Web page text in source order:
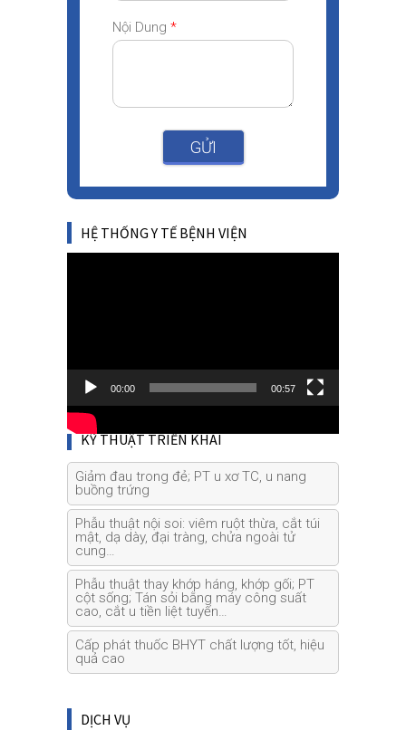
Nội Dung *
GỬI
HỆ THỐNG Y TẾ BỆNH VIỆN
00:00 00:57
KỸ THUẬT TRIỂN KHAI
Giảm đau trong đẻ; PT u xơ TC, u nang
buồng trứng
Phẫu thuật nội soi: viêm ruột thừa, cắt túi
mật, dạ dày, đại tràng, chửa ngoài tử
cung…
Phẫu thuật thay khớp háng, khớp gối; PT
cột sống; Tán sỏi bằng máy công suất
cao, cắt u tiền liệt tuyến…
Cấp phát thuốc BHYT chất lượng tốt, hiệu
quả cao
DỊCH VỤ